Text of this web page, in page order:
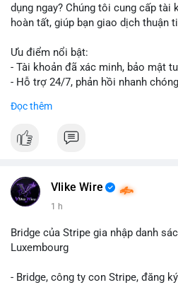
dụng ngay? Chúng tôi cung cấp tài
hoàn tất, giúp bạn giao dịch thuận
Ưu điểm nổi bật:
- Tài khoản đã xác minh, bảo mật
- Hỗ trợ 24/7, phản hồi nhanh
nay:
📧 Email: localpvashop@gmail.com
Đọc thêm
Vlike Wire
1 h
Bridge của Stripe gia nhập danh
Luxembourg
- Bridge, công ty con Stripe, đăng